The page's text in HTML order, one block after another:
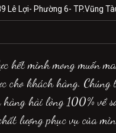
Lê Lợi- Phường 6- TP.Vũng
hết mình mong muốn
cho khách hàng. Chúng
hàng hài lòng 100% về
lượng phục vụ của